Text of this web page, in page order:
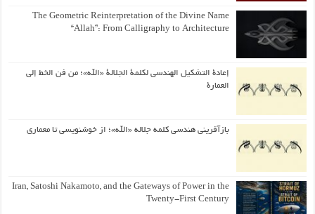
The Geometric Reinterpretation of the Divine Name
“Allah”: From Calligraphy to Architecture
إعادة التشكيل الهندسي لكلمة الجلالة «الله»؛ من فن الخط إلى
العمارة
بازآفرینی هندسی کلمه جلاله «الله»؛ از خوشنویسی تا معماری
Iran, Satoshi Nakamoto, and the Gateways of Power in the
Twenty-First Century